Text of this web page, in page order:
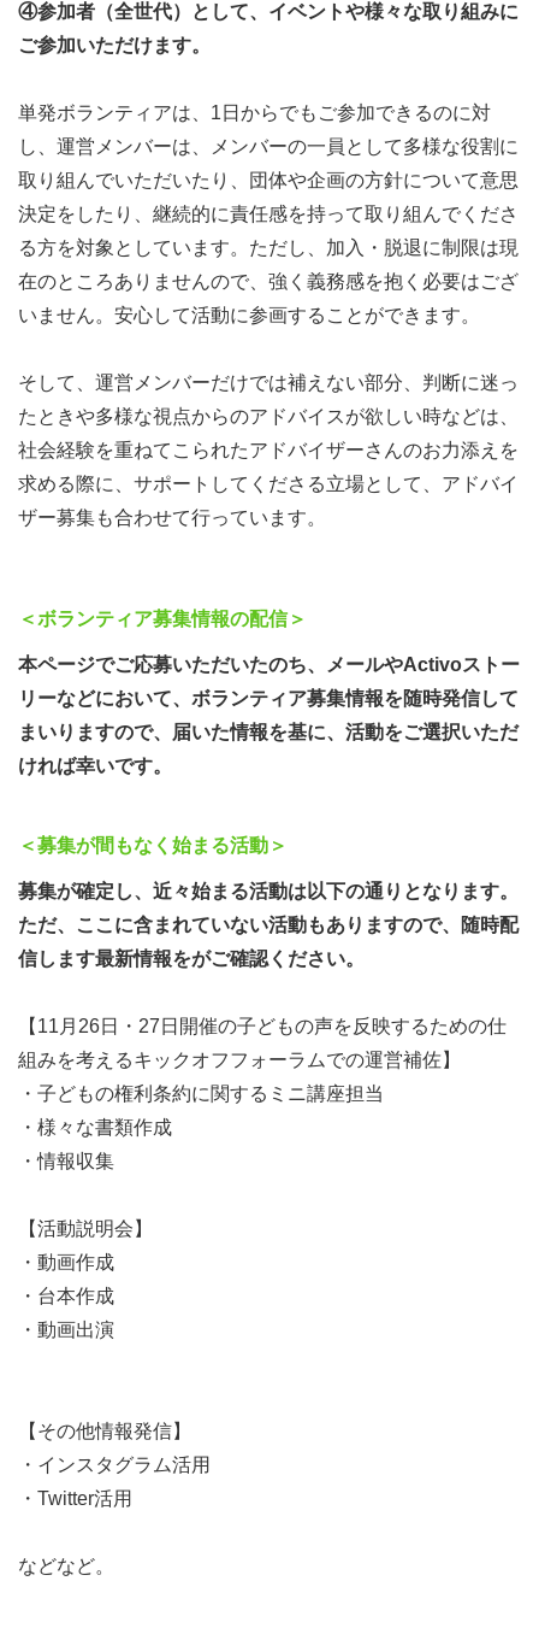
「活動の目的」全国各地で、子どもたち・若い世代の声を
反映しながら課題改善に取り組む仕組みづくりを目指しま
若い世代のために具体的にアクションを起こす取り組みで
す。子どもの権利条約を参考にした新たな条例づくりや、
子ども・若い世代の声を反映した課題改善（政策提言な
ど）のほか、イベント企画やプログラムの運営などを進め
てまいります。
【対象地域】ご自身の住んでいる地域（各都道府県）で活
（※海外在住者・留学生さんは、オンラインでの参加とな
ります。）
【対象世代】小中学生・高校生・大学生・短大生・専門学
校生・20代・30代をはじめ全世代（40代以上の方）
【参加方法】対面活動・オンラインそれぞれの参加方法に
ン、講座企画、SNS発信、企画作り、情報誌発行、子ども
や若い世代との交流など、幅広い活動内容からお好きなも
のをお選びいただくことができます。
●ボランティア募集再開について
キラ輝ける日々を過ごせるように」を理念として掲げて、
課題改善に資する企画や、子ども・若い世代の声を反映す
るための政策提言の実現に向けた取り組みを行う団体とし
て活動を続けてきました。2019年に実現を目指した子ど
た新しい条例を作る取り組みを目指し、多くの皆さんにご
参加希望をいただいておりました。しかしながら、様々な
課題を乗り越えることができずに、悔しくも中止になって
しまいました。
による影響で、活動が限定的であったものの、コロナ禍で
子どもたち・若い世代の声が反映されていないことに、そ
の重要性を感じた多くの皆さんからの支えがあり、改めて
広くこの活動を浸透させたく動き出しました。
も・若い世代の声を反映する取り組み」の浸透と定着を目
指し、、より皆さんの声が反映しやすい環境づくり・組織
運営と、この取り組みに誰でも参加できることによって
す。誰でも気軽に参加できる活動を目指しております。
④参加者（全世代）として、イベントや様々な取り組みに
ご参加いただけます。
単発ボランティアは、1日からでもご参加できるのに対
し、運営メンバーは、メンバーの一員として多様な役割に
取り組んでいただいたり、団体や企画の方針について意思
決定をしたり、継続的に責任感を持って取り組んでくださ
る方を対象としています。ただし、加入・脱退に制限は現
在のところありませんので、強く義務感を抱く必要はござ
いません。安心して活動に参画することができます。
そして、運営メンバーだけでは補えない部分、判断に迷っ
たときや多様な視点からのアドバイスが欲しい時などは、
社会経験を重ねてこられたアドバイザーさんのお力添えを
求める際に、サポートしてくださる立場として、アドバイ
ザー募集も合わせて行っています。
＜ボランティア募集情報の配信＞
本ページでご応募いただいたのち、メールやActivoストー
リーなどにおいて、ボランティア募集情報を随時発信して
まいりますので、届いた情報を基に、活動をご選択いただ
ければ幸いです。
＜募集が間もなく始まる活動＞
募集が確定し、近々始まる活動は以下の通りとなります。
ただ、ここに含まれていない活動もありますので、随時配
信します最新情報をがご確認ください。
【11月26日・27日開催の子どもの声を反映するための仕
組みを考えるキックオフフォーラムでの運営補佐】
・子どもの権利条約に関するミニ講座担当
・様々な書類作成
・情報収集
【活動説明会】
・動画作成
・台本作成
・動画出演
【その他情報発信】
・インスタグラム活用
・Twitter活用
などなど。